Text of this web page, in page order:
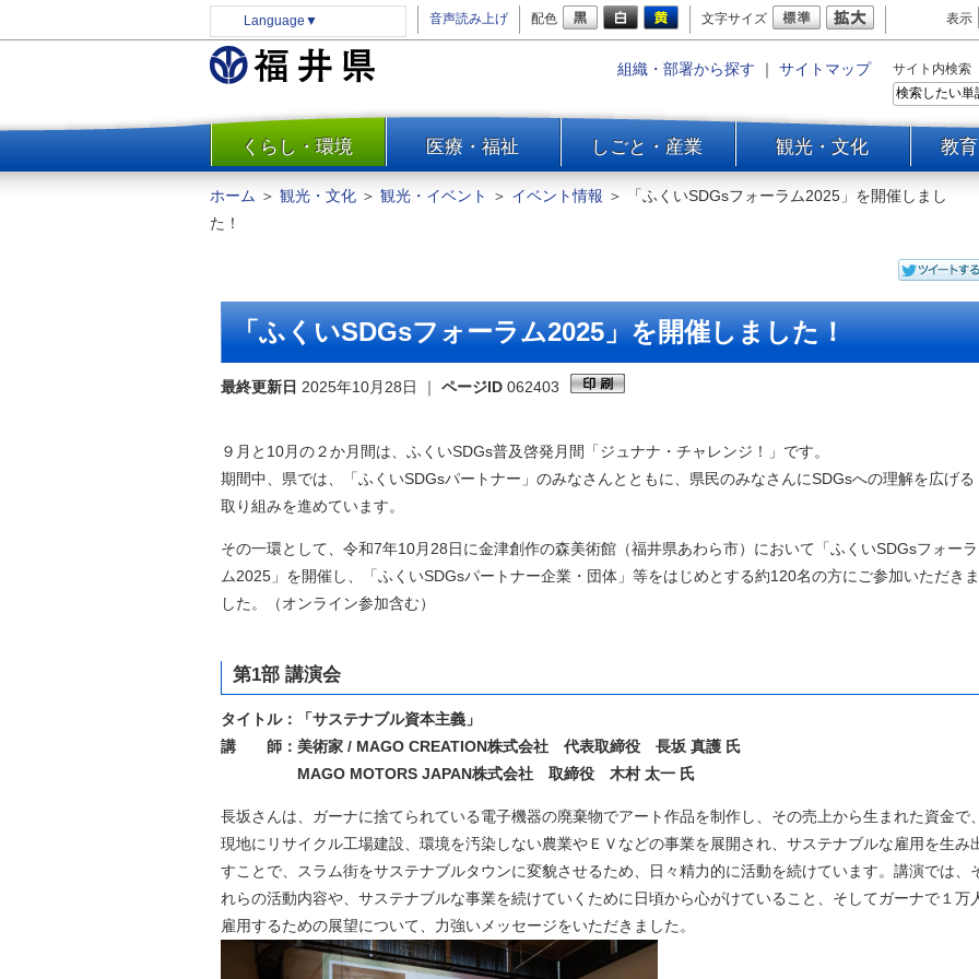
Language ▼ 音声読み上げ 配色 文字サイズ 表示
組織・部署から探す ｜ サイトマップ サイト内検索
一覧
くらし・環境 医療・福祉 しごと・産業 観光・文化 教
防災
安全安心
住まい・土地
環境問題・廃棄物対策・リサ
交通・道路
河川・砂防・港湾
自然
ホーム ＞ 観光・文化 ＞ 観光・イベント ＞ イベント情報 ＞
「ふくいSDGsフォーラム2025」を開催しまし
た！
「ふくいSDGsフォーラム2025」を開催しました！
最終更新日 2025年10月28日 ｜ ページID 062403
９月と10月の２か月間は、ふくいSDGs普及啓発月間「ジュナナ・チャレンジ！」です。
期間中、県では、「ふくいSDGsパートナー」のみなさんとともに、県民のみなさんにSDGsへの理解を広げる
取り組みを進めています。
その一環として、令和7年10月28日に金津創作の森美術館（福井県あわら市）において「ふくいSDGsフォーラ
ム2025」を開催し、「ふくいSDGsパートナー企業・団体」等をはじめとする約120名の方にご参加いただきま
した。（オンライン参加含む）
第1部 講演会
タイトル：「サステナブル資本主義」
講 師：美術家 / MAGO CREATION株式会社 代表取締役 長坂 真護 氏
MAGO MOTORS JAPAN株式会社 取締役 木村 太一 氏
長坂さんは、ガーナに捨てられている電子機器の廃棄物でアート作品を制作し、その売上から生まれた資金で、
現地にリサイクル工場建設、環境を汚染しない農業やＥＶなどの事業を展開され、サステナブルな雇用を生み
すことで、スラム街をサステナブルタウンに変貌させるため、日々精力的に活動を続けています。講演では、
れらの活動内容や、サステナブルな事業を続けていくために日頃から心がけていること、そしてガーナで１万
雇用するための展望について、力強いメッセージをいただきました。